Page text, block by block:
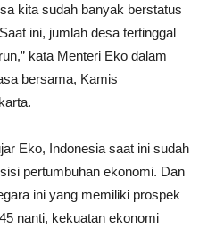
kita sudah banyak berstatus
ini, jumlah desa tertinggal
kata Menteri Eko dalam
bersama, Kamis
Eko, Indonesia saat ini sudah
pertumbuhan ekonomi. Dan
ini yang memiliki prospek
nanti, kekuatan ekonomi